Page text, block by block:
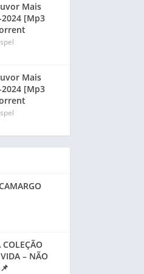
Mais
[Mp3
Mais
[Mp3
COLEÇÃO
– NÃO